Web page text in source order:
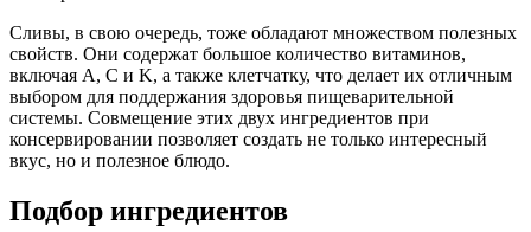
Сливы, в свою очередь, тоже обладают множеством полезных
свойств. Они содержат большое количество витаминов,
включая A, C и K, а также клетчатку, что делает их отличным
выбором для поддержания здоровья пищеварительной
системы. Совмещение этих двух ингредиентов при
консервировании позволяет создать не только интересный
вкус, но и полезное блюдо.
Подбор ингредиентов